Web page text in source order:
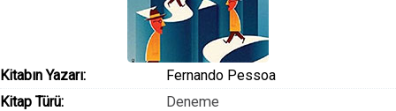
Kitabın Yazarı:
Fernando Pessoa
Kitap Türü:
Deneme